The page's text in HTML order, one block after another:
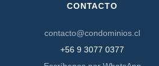
CONTACTO
contacto@condominios.cl
+56 9 3077 0377